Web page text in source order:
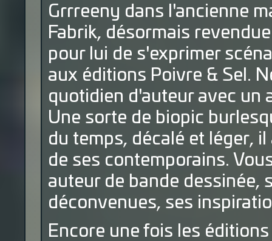
Grrreeny dans l'ancienne
Fabrik, désormais
pour lui de s'exprimer
aux éditions Poivre & Sel.
quotidien d'auteur avec un
Une sorte de biopic
du temps, décalé et léger,
de ses contemporains.
auteur de bande dessinée,
déconvenues, ses
Encore une fois les